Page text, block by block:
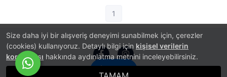
Size daha iyi bir alışveriş deneyimi sunabilmek için, çerezler
(cookies) kullanıyoruz. Detaylı bilgi için kişisel verilerin
korunması hakkında aydınlatma metnini inceleyebilirsiniz.
1
İletişim